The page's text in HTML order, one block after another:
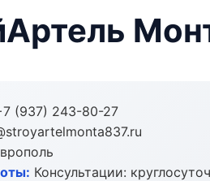
(937) 243-80-27
Консультации: